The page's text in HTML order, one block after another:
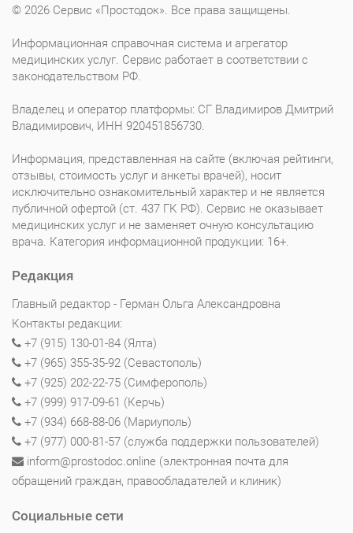
© 2026 Сервис «Простодок». Все права защищены.
Информационная справочная система и агрегатор
медицинских услуг. Сервис работает в соответствии с
законодательством РФ.
Владелец и оператор платформы: СГ Владимиров Дмитрий
Владимирович, ИНН 920451856730.
Информация, представленная на сайте (включая рейтинги,
отзывы, стоимость услуг и анкеты врачей), носит
исключительно ознакомительный характер и не является
публичной офертой (ст. 437 ГК РФ). Сервис не оказывает
медицинских услуг и не заменяет очную консультацию
врача. Категория информационной продукции: 16+.
Редакция
Главный редактор - Герман Ольга Александровна
Контакты редакции:
+7 (915) 130-01-84 (Ялта)
+7 (965) 355-35-92 (Севастополь)
+7 (925) 202-22-75 (Симферополь)
+7 (999) 917-09-61 (Керчь)
+7 (934) 668-88-06 (Мариуполь)
+7 (977) 000-81-57 (служба поддержки пользователей)
inform@prostodoc.online (электронная почта для
обращений граждан, правообладателей и клиник)
Социальные сети